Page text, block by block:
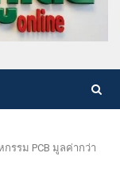
รรม PCB มูลค่ากว่า